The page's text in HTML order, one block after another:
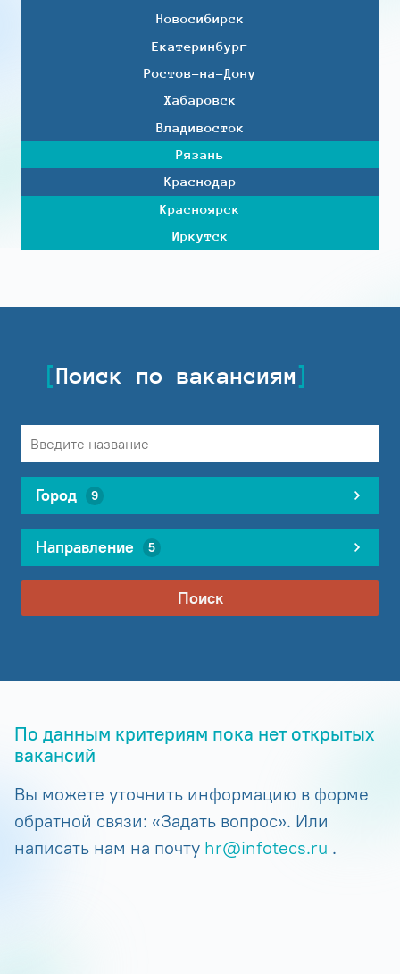
Новосибирск
Екатеринбург
Ростов-на-Дону
Хабаровск
Владивосток
Рязань
Краснодар
Красноярск
Иркутск
Поиск по вакансиям
Город 9
Направление 5
Поиск
По данным критериям пока нет открытых
вакансий
Вы можете уточнить информацию в форме
обратной связи: «Задать вопрос». Или
написать нам на почту hr@infotecs.ru .